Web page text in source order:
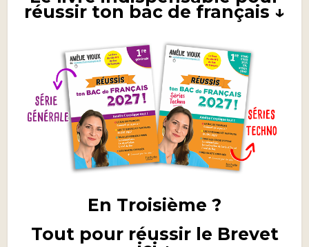
réussir ton bac de français ↓
En Troisième ?
Tout pour réussir le Brevet